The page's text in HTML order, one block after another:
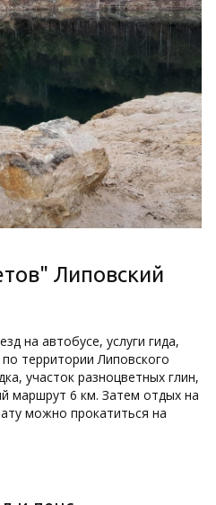
Липовский
на автобусе, услуги гида,
территории Липовского
участок разноцветных глин,
маршрут 6 км. Затем отдых на
можно прокатиться на